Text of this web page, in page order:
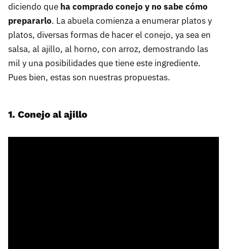
diciendo que ha comprado conejo y no sabe cómo
prepararlo. La abuela comienza a enumerar platos y
platos, diversas formas de hacer el conejo, ya sea en
salsa, al ajillo, al horno, con arroz, demostrando las
mil y una posibilidades que tiene este ingrediente.
Pues bien, estas son nuestras propuestas.
1. Conejo al ajillo